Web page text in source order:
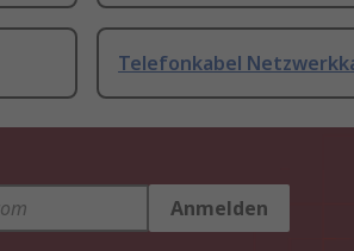
Telefonkabel
Anmelden